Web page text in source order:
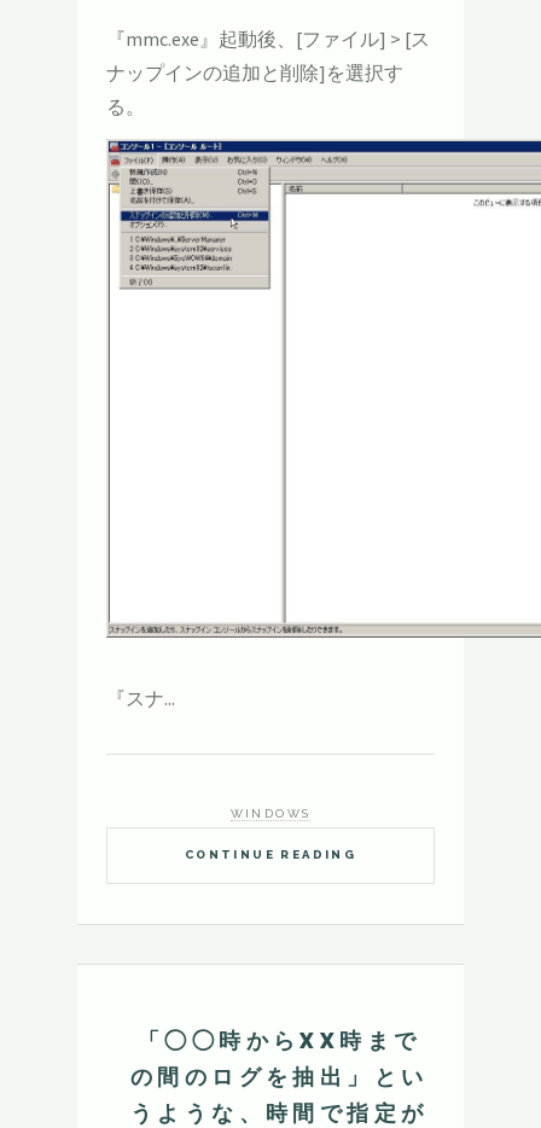
『mmc.exe』起動後、[ファイル] > [ス
ナップインの追加と削除]を選択す
る。
『スナ...
CONTINUE READING
WINDOWS
「◯◯時からXX時まで
の間のログを抽出」とい
うような、時間で指定が